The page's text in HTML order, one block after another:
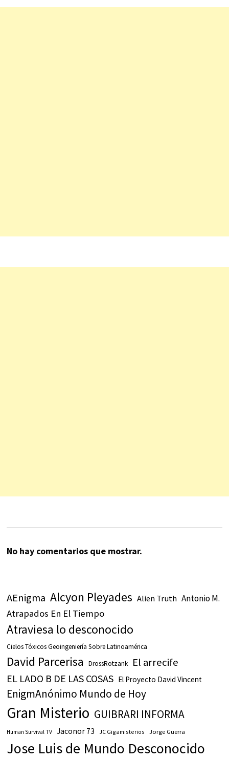
No hay comentarios que mostrar.
AEnigma Alcyon Pleyades Alien Truth Antonio M.
Atrapados En El Tiempo
Atraviesa lo desconocido
Cielos Tóxicos Geoingeniería Sobre Latinoamérica
David Parcerisa DrossRotzank El arrecife
EL LADO B DE LAS COSAS El Proyecto David Vincent
EnigmAnónimo Mundo de Hoy
Gran Misterio GUIBRARI INFORMA
Human Survival TV Jaconor 73 JC Gigamisterios Jorge Guerra
Jose Luis de Mundo Desconocido